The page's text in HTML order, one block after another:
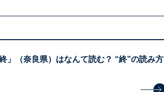
」（奈良県）はなんて読む？ “終”の読み方